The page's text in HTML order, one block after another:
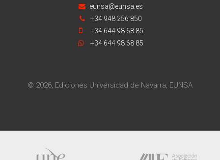
eunsa@eunsa.es
+34 948 256 850
+34 644 98 68 85
+34 644 98 68 85
© 2026, Ediciones Universidad de Navarra, EUNSA